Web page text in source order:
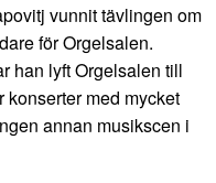
vunnit tävlingen om
för Orgelsalen.
han lyft Orgelsalen till
med mycket
annan musikscen i